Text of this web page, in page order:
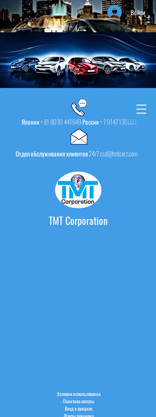
Войти
Япония +81 8030 441649Россия +7 9147 130001
Отдел обслуживания клиентов 24/7 csd@tmtcarz.com
TMT Corporation
Условия использования
Политика оплаты
Вход в аукцион